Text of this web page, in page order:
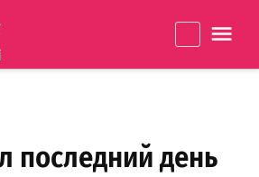
життя
последний день